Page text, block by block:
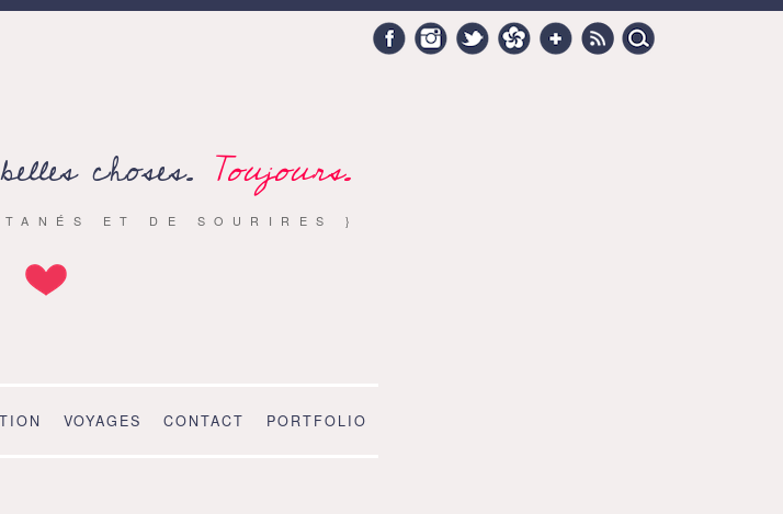
Search
for:
FacebookInstagramTwitter HellocotonGoogle +
RSS
choses. Toujours.
ET DE SOURIRES }
VOYAGES CONTACT PORTFOLIO